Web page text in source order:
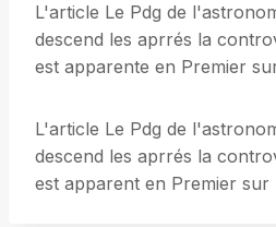
L'article Le Pdg de
descend les aprrés la
est apparente en Premier
L'article Le Pdg de
descend les aprrés la
est apparent en Premier sur